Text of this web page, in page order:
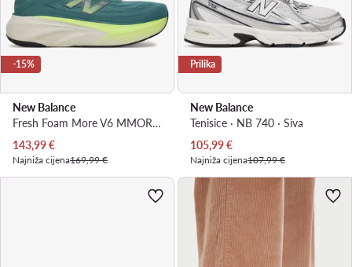
-15%
New Balance
Fresh Foam More V6 MMOR96Y · Tenisice za trčanje
Trenutna cijena
143,99€
Najniža cijena169,99 €
Prilika
New Balance
Tenisice · NB 740 · Siva
Trenutna cijena
105,99€
Najniža cijena107,99 €